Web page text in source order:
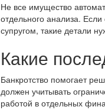
Не все имущество
отдельного анализа.
супругом, такие детали
Какие
Банкротство помогает
должен учитывать
работой в отдельных